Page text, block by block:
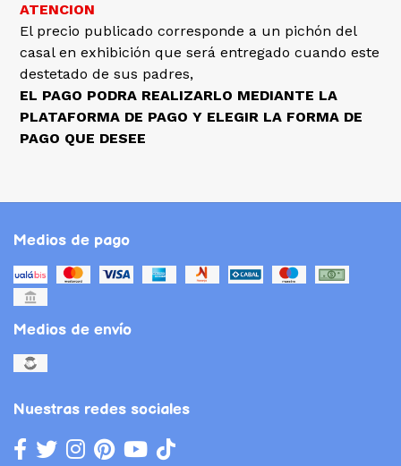
ATENCION
El precio publicado corresponde a un pichón del
casal en exhibición que será entregado cuando este
destetado de sus padres,
EL PAGO PODRA REALIZARLO MEDIANTE LA
PLATAFORMA DE PAGO Y ELEGIR LA FORMA DE
PAGO QUE DESEE
Medios de pago
Medios de envío
Nuestras redes sociales